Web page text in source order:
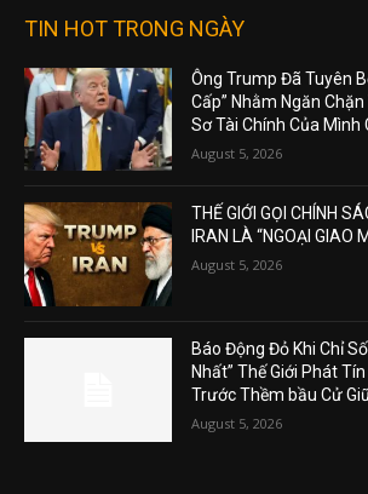
TIN HOT TRONG NGÀY
Ông Trump Đã Tuyên
Cấp” Nhằm Ngăn
Sơ Tài Chính Của Mình
August 5, 2026
THẾ GIỚI GỌI CHÍNH
IRAN LÀ “NGOẠI GIAO
August 5, 2026
Báo Động Đỏ Khi Chỉ
Nhất” Thế Giới Phát
Trước Thềm bầu Cử
August 5, 2026